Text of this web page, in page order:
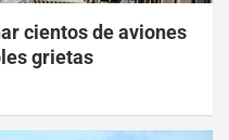
cientos de aviones
grietas